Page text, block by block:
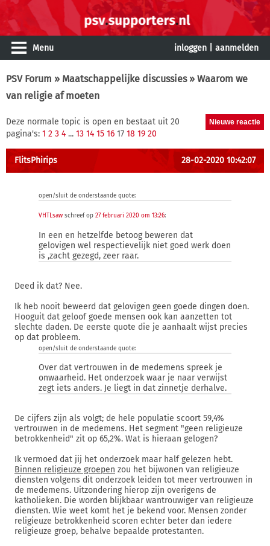
Menu inloggen aanmelden
PSV Forum » Maatschappelijke discussies» Waarom we
van religie af moeten
Deze normale topic is open en bestaat uit 20
pagina's: 1 2 3 4 ... 13 14 15 16 17 18 19 20
FlitsPhirips 28-02-2020 10:42:07
open/sluit de onderstaande quote:
VHTLsaw schreef op 27 februari 2020 om 13:26:
In een en hetzelfde betoog beweren dat
gelovigen wel respectievelijk niet goed werk doen
is ,zacht gezegd, zeer raar.
Deed ik dat? Nee.
Ik heb nooit beweerd dat gelovigen geen goede dingen doen.
Hooguit dat geloof goede mensen ook kan aanzetten tot
slechte daden. De eerste quote die je aanhaalt wijst precies
op dat probleem.
open/sluit de onderstaande quote:
Over dat vertrouwen in de medemens spreek je
onwaarheid. Het onderzoek waar je naar verwijst
zegt iets anders. Je liegt in dat zinnetje derhalve.
De cijfers zijn als volgt; de hele populatie scoort 59,4%
vertrouwen in de medemens. Het segment "geen religieuze
betrokkenheid" zit op 65,2%. Wat is hieraan gelogen?
Ik vermoed dat jij het onderzoek maar half gelezen hebt.
Binnen religieuze groepen zou het bijwonen van religieuze
diensten volgens dit onderzoek leiden tot meer vertrouwen in
de medemens. Uitzondering hierop zijn overigens de
katholieken. Die worden blijkbaar wantrouwiger van religieuze
diensten. Wie weet komt het je bekend voor. Mensen zonder
religieuze betrokkenheid scoren echter beter dan iedere
religieuze groep, behalve bepaalde protestanten.